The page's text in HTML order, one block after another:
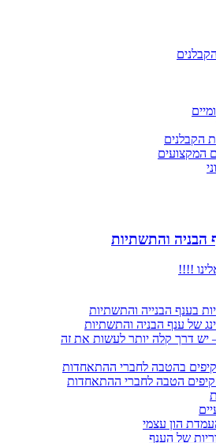
הקבלנים
המקצועים
הבניה והתשתיות
בענף הבנייה והתשתיות
של ענף הבניה והתשתיות
– יש דרך קלה יותר לעשות את זה
בהטבה לחברי ההתאחדות
הטבה לחברי ההתאחדות
הון עצמי
של הענף